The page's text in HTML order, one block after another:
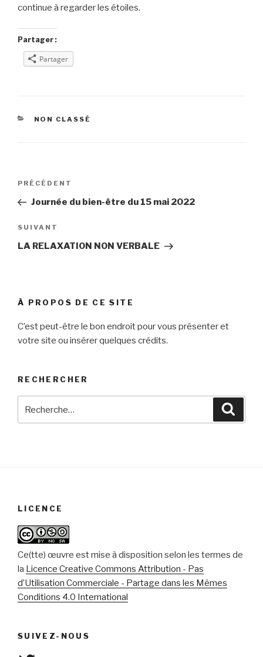
continue à regarder les étoiles.
Partager :
Partager
CATÉGORIES
NON CLASSÉ
Navigation
l’article
Article
précédent
PRÉCÉDENT
Journée du bien-être du 15 mai 2022
Article
suivant
SUIVANT
LA RELAXATION NON VERBALE
À PROPOS DE CE SITE
C’est peut-être le bon endroit pour vous présenter et
votre site ou insérer quelques crédits.
RECHERCHER
LICENCE
Ce(tte) œuvre est mise à disposition selon les termes de
la Licence Creative Commons Attribution - Pas
d’Utilisation Commerciale - Partage dans les Mêmes
Conditions 4.0 International
SUIVEZ-NOUS